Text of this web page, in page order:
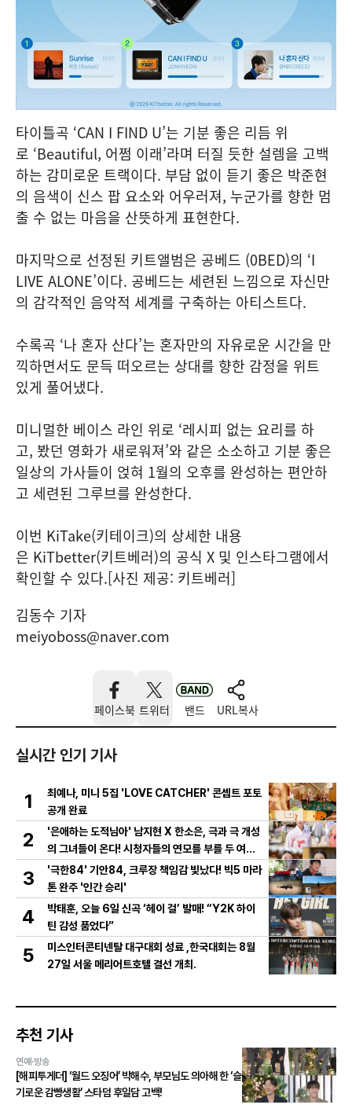
타이틀곡 ‘CAN I FIND U’는 기분 좋은 리듬 위
로 ‘Beautiful, 어쩜 이래’라며 터질 듯한 설렘을 고백
하는 감미로운 트랙이다. 부담 없이 듣기 좋은 박준현
의 음색이 신스 팝 요소와 어우러져, 누군가를 향한 멈
출 수 없는 마음을 산뜻하게 표현한다.
마지막으로 선정된 키트앨범은 공베드 (0BED)의 ‘I
LIVE ALONE’이다. 공베드는 세련된 느낌으로 자신만
의 감각적인 음악적 세계를 구축하는 아티스트다.
수록곡 ‘나 혼자 산다’는 혼자만의 자유로운 시간을 만
끽하면서도 문득 떠오르는 상대를 향한 감정을 위트
있게 풀어냈다.
미니멀한 베이스 라인 위로 ‘레시피 없는 요리를 하
고, 봤던 영화가 새로워져’와 같은 소소하고 기분 좋은
일상의 가사들이 얹혀 1월의 오후를 완성하는 편안하
고 세련된 그루브를 완성한다.
이번 KiTake(키테이크)의 상세한 내용
은 KiTbetter(키트베러)의 공식 X 및 인스타그램에서
확인할 수 있다.[사진 제공: 키트베러]
김동수 기자
meiyoboss@naver.com
페이스북 트위터 밴드 URL복사
실시간 인기 기사
1
최예나, 미니 5집 'LOVE CATCHER' 콘셉트 포토
공개 완료
2
'은애하는 도적님아' 남지현 X 한소은, 극과 극 개성
의 그녀들이 온다! 시청자들의 연모를 부를 두 여인
의 활약은?
3
'극한84' 기안84, 크루장 책임감 빛났다! 빅5 마라
톤 완주 '인간 승리'
4
박태훈, 오늘 6일 신곡 ‘헤이 걸’ 발매! “Y2K 하이
틴 감성 품었다”
5
미스인터콘티넨탈 대구대회 성료 ,한국대회는 8월
27일 서울 메리어트호텔 결선 개최.
추천 기사
연예·방송
[해피투게더] ‘월드 오징어’ 박해수, 부모님도 의아해 한 ‘슬
기로운 감빵생활’ 스타덤 후일담 고백!